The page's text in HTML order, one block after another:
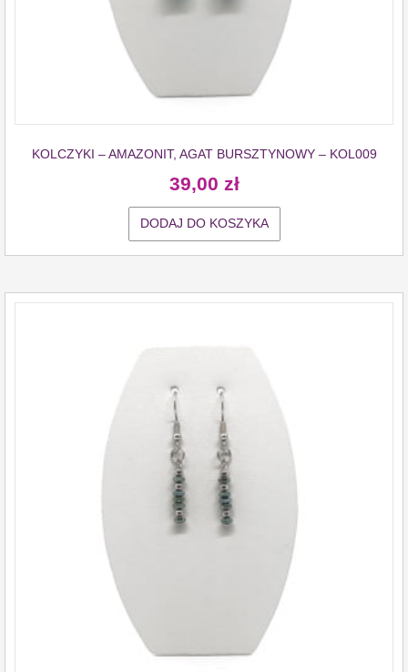
KOLCZYKI – AMAZONIT, AGAT BURSZTYNOWY – KOL009
39,00 zł
DODAJ DO KOSZYKA